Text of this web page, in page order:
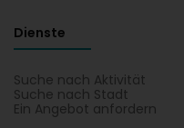
Dienste
Suche nach Aktivität
Suche nach Stadt
Ein Angebot anfordern